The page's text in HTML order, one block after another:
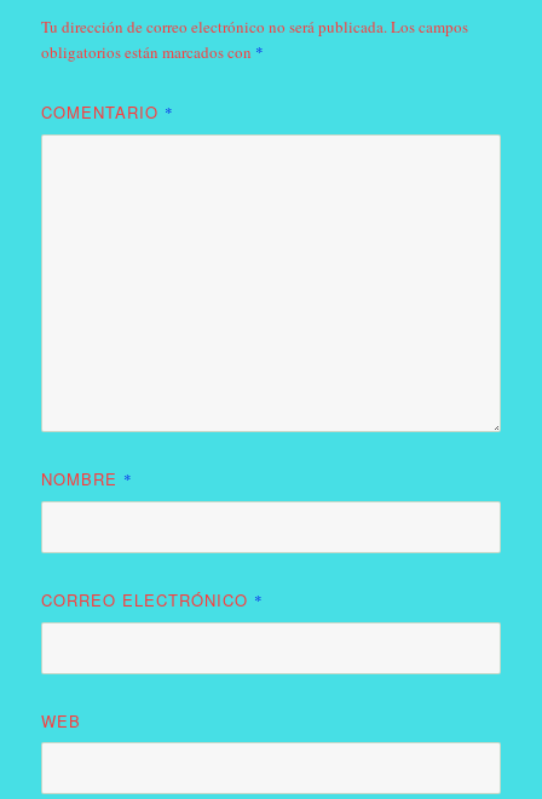
Tu dirección de correo electrónico no será publicada. Los campos
obligatorios están marcados con *
COMENTARIO *
NOMBRE *
CORREO ELECTRÓNICO *
WEB